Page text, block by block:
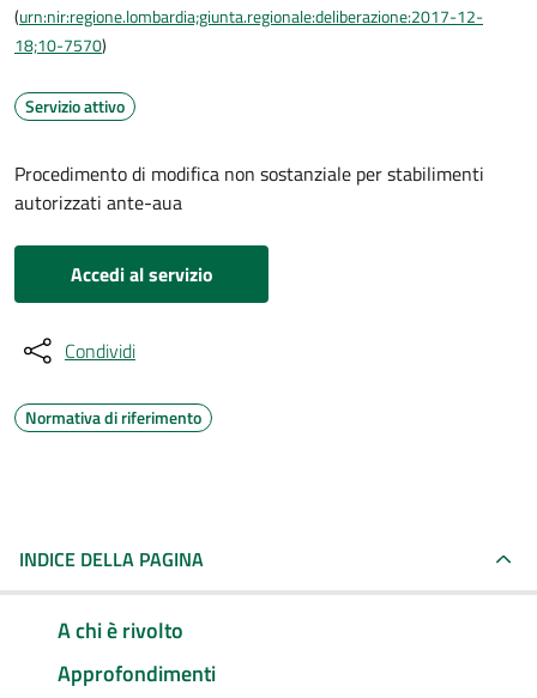
(urn:nir:regione.lombardia;giunta.regionale:deliberazione:2017-12-
18;10-7570)
Servizio attivo
Procedimento di modifica non sostanziale per stabilimenti
autorizzati ante-aua
Accedi al servizio
Condividi
Normativa di riferimento
INDICE DELLA PAGINA
A chi è rivolto
Approfondimenti